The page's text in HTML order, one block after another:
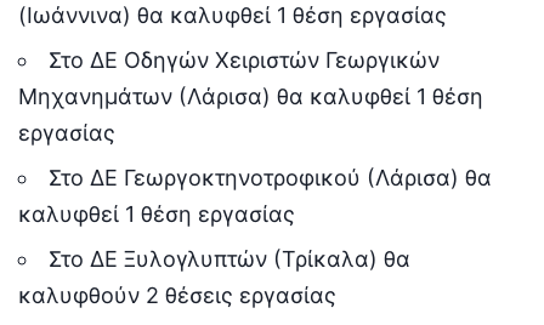
(Ιωάννινα) θα καλυφθεί 1 θέση εργασίας
Στο ΔΕ Οδηγών Χειριστών Γεωργικών
Μηχανημάτων (Λάρισα) θα καλυφθεί 1 θέση
εργασίας
Στο ΔΕ Γεωργοκτηνοτροφικού (Λάρισα) θα
καλυφθεί 1 θέση εργασίας
Στο ΔΕ Ξυλογλυπτών (Τρίκαλα) θα
καλυφθούν 2 θέσεις εργασίας